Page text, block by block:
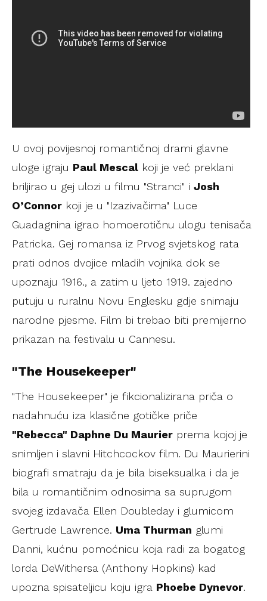
U ovoj povijesnoj romantičnoj drami glavne
uloge igraju Paul Mescal koji je već preklani
briljirao u gej ulozi u filmu "Stranci" i Josh
O’Connor koji je u "Izazivačima" Luce
Guadagnina igrao homoerotičnu ulogu tenisača
Patricka. Gej romansa iz Prvog svjetskog rata
prati odnos dvojice mladih vojnika dok se
upoznaju 1916., a zatim u ljeto 1919. zajedno
putuju u ruralnu Novu Englesku gdje snimaju
narodne pjesme. Film bi trebao biti premijerno
prikazan na festivalu u Cannesu.
"The Housekeeper"
"The Housekeeper" je fikcionalizirana priča o
nadahnuću iza klasične gotičke priče
"Rebecca" Daphne Du Maurier prema kojoj je
snimljen i slavni Hitchcockov film. Du Maurierini
biografi smatraju da je bila biseksualka i da je
bila u romantičnim odnosima sa suprugom
svojeg izdavača Ellen Doubleday i glumicom
Gertrude Lawrence. Uma Thurman glumi
Danni, kućnu pomoćnicu koja radi za bogatog
lorda DeWithersa (Anthony Hopkins) kad
upozna spisateljicu koju igra Phoebe Dynevor.